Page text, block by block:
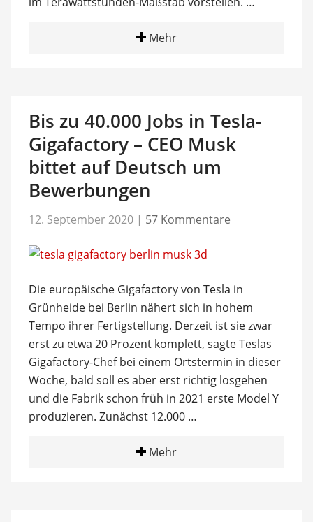
Mehr
Bis zu 40.000 Jobs in Tesla-
Gigafactory – CEO Musk
bittet auf Deutsch um
Bewerbungen
12. September 2020 | 57 Kommentare
Die europäische Gigafactory von Tesla in
Grünheide bei Berlin nähert sich in hohem
Tempo ihrer Fertigstellung. Derzeit ist sie zwar
erst zu etwa 20 Prozent komplett, sagte Teslas
Gigafactory-Chef bei einem Ortstermin in dieser
Woche, bald soll es aber erst richtig losgehen
und die Fabrik schon früh in 2021 erste Model Y
produzieren. Zunächst 12.000 …
Mehr